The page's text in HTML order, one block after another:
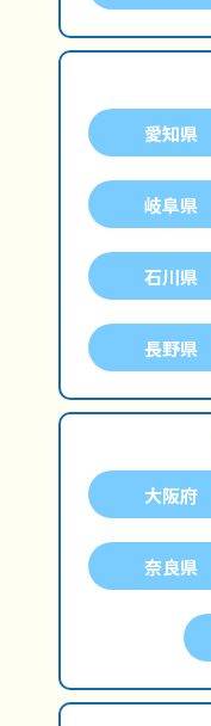
大阪府
奈良県
愛知県
岐阜県
石川県
長野県